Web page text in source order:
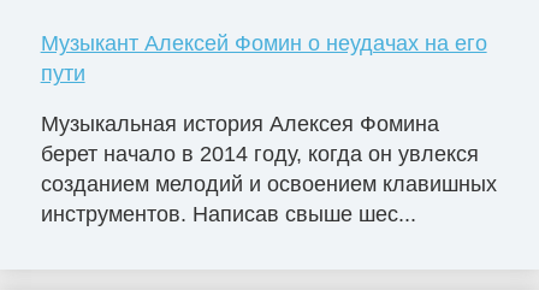
Музыкант Алексей Фомин о неудачах на его
пути
Музыкальная история Алексея Фомина
берет начало в 2014 году, когда он увлекся
созданием мелодий и освоением клавишных
инструментов. Написав свыше шес...